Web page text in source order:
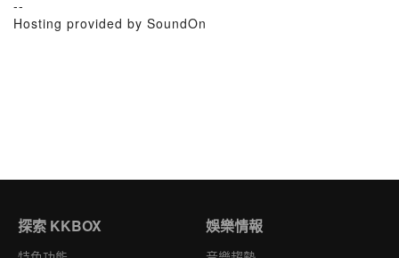
--
Hosting provided by SoundOn
探索 KKBOX 娛樂情報